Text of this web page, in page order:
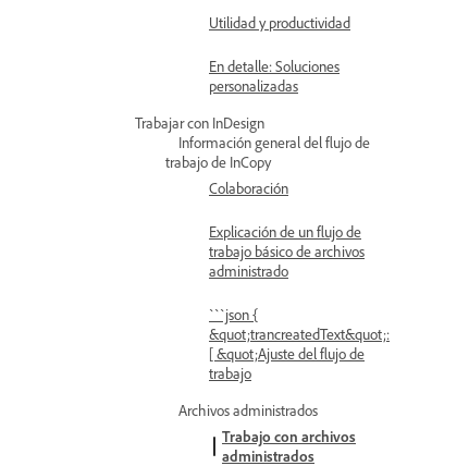
Utilidad y productividad
En detalle: Soluciones
personalizadas
Trabajar con InDesign
Información general del flujo de
trabajo de InCopy
Colaboración
Explicación de un flujo de
trabajo básico de archivos
administrado
```json {
&quot;trancreatedText&quot;:
[ &quot;Ajuste del flujo de
trabajo
Archivos administrados
Trabajo con archivos
administrados